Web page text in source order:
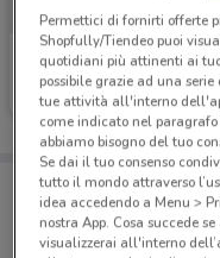
VisionOttica
Scade il 30/09
Porta
Puoi trovare
salvarle e
dal tuo
Permettici di fornirti offerte
Shopfully/Tiendeo puoi
quotidiani più attinenti ai
possibile grazie ad una
tue attività all'interno
come indicato nel
abbiamo bisogno del tuo
Se dai il tuo consenso
tutto il mondo attraverso
idea accedendo a Menu >
nostra App. Cosa succede
visualizzerai all'interno